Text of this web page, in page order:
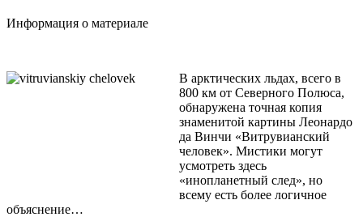
Информация о материале
В арктических льдах, всего в
800 км от Северного Полюса,
обнаружена точная копия
знаменитой картины Леонардо
да Винчи «Витрувианский
человек». Мистики могут
усмотреть здесь
«инопланетный след», но
всему есть более логичное
объяснение…